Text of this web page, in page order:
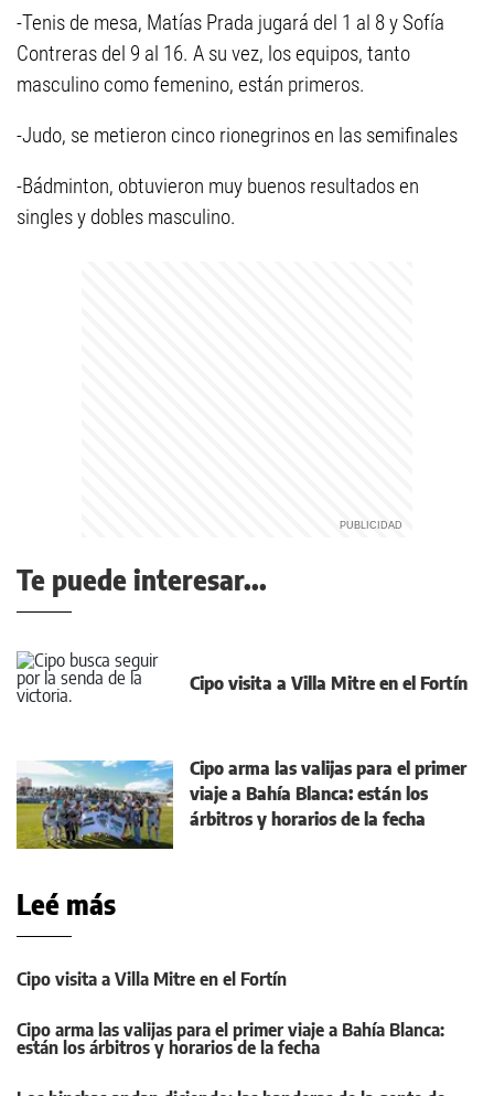
-Tenis de mesa, Matías Prada jugará del 1 al 8 y Sofía
Contreras del 9 al 16. A su vez, los equipos, tanto
masculino como femenino, están primeros.
-Judo, se metieron cinco rionegrinos en las semifinales
-Bádminton, obtuvieron muy buenos resultados en
singles y dobles masculino.
Te puede interesar...
Cipo visita a Villa Mitre en el Fortín
Cipo arma las valijas para el primer
viaje a Bahía Blanca: están los
árbitros y horarios de la fecha
Leé más
Cipo visita a Villa Mitre en el Fortín
Cipo arma las valijas para el primer viaje a Bahía Blanca:
están los árbitros y horarios de la fecha